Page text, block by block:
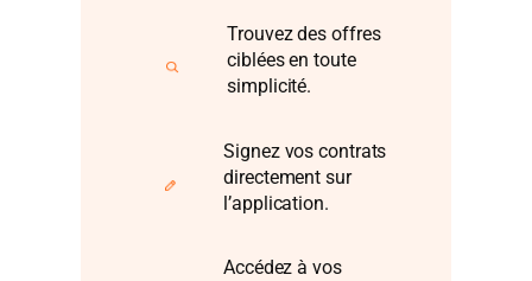
Trouvez des offres
ciblées en toute
simplicité.
Signez vos contrats
directement sur
l’application.
Accédez à vos